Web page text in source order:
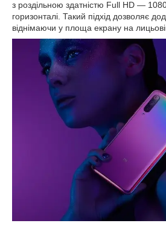
з роздільною здатністю Full HD — 1080
горизонталі. Такий підхід дозволяє
віднімаючи у площа екрану на